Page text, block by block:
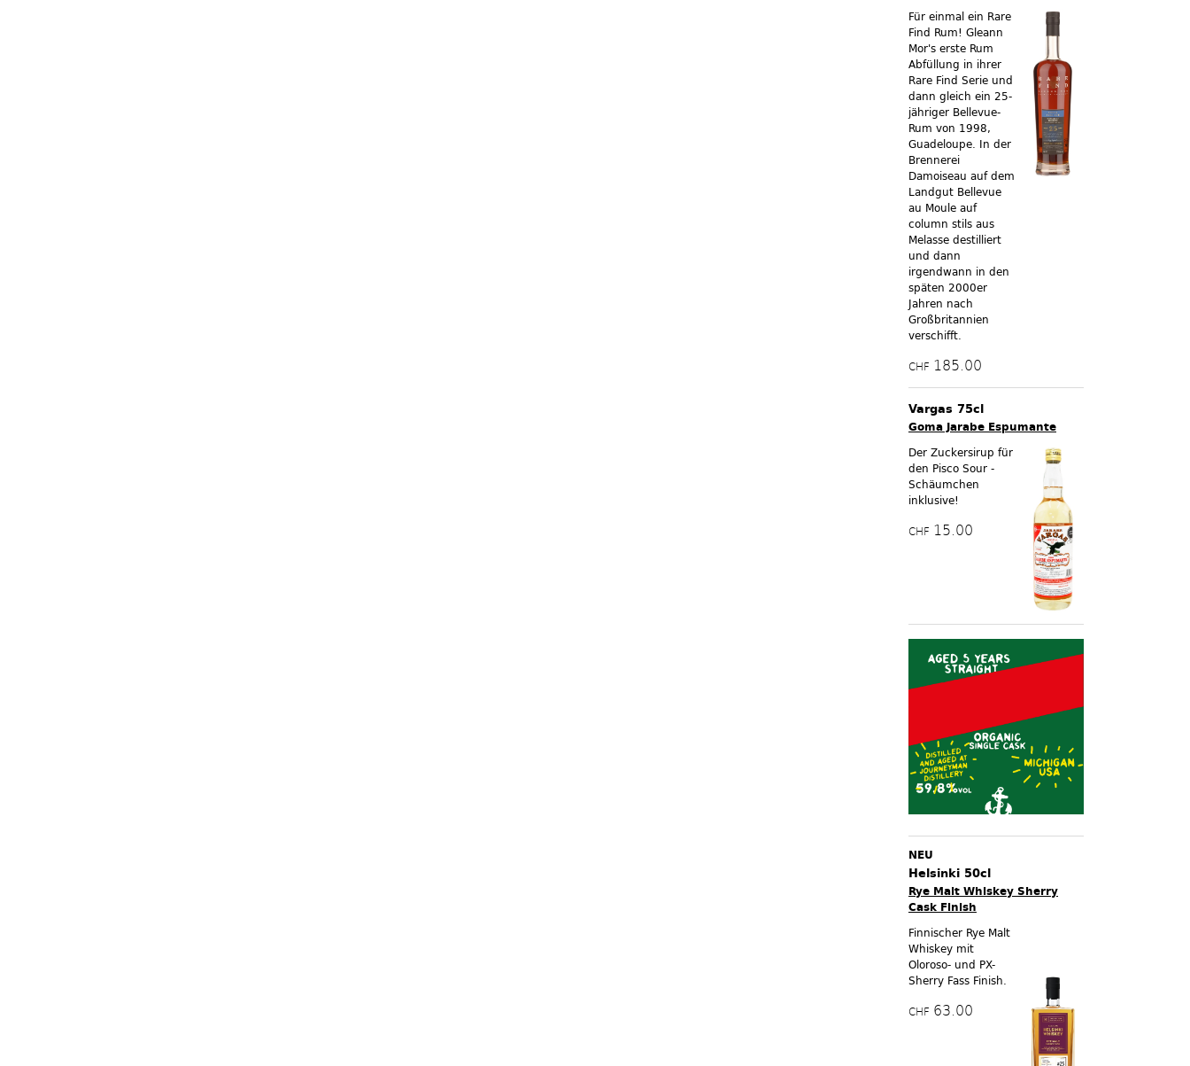
Für einmal ein Rare
Find Rum! Gleann
Mor's erste Rum
Abfüllung in ihrer
Rare Find Serie und
dann gleich ein 25-
jähriger Bellevue-
Rum von 1998,
Guadeloupe. In der
Brennerei
Damoiseau auf dem
Landgut Bellevue
au Moule auf
column stils aus
Melasse destilliert
und dann
irgendwann in den
späten 2000er
Jahren nach
Großbritannien
verschifft.
CHF 185.00
Vargas 75cl
Goma Jarabe Espumante
Der Zuckersirup für
den Pisco Sour -
Schäumchen
inklusive!
CHF 15.00
NEU
Helsinki 50cl
Rye Malt Whiskey Sherry
Cask Finish
Finnischer Rye Malt
Whiskey mit
Oloroso- und PX-
Sherry Fass Finish.
CHF 63.00